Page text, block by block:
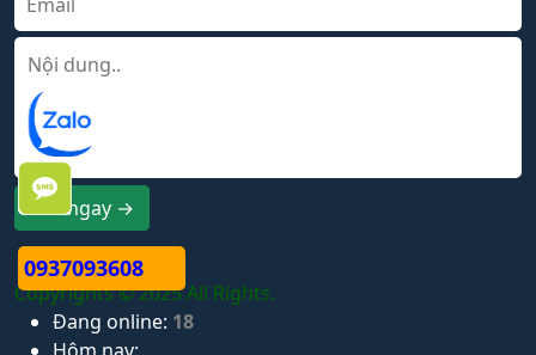
0937093608
Gửi ngay →
Copyrights © 2025 All Rights.
Đang online: 18